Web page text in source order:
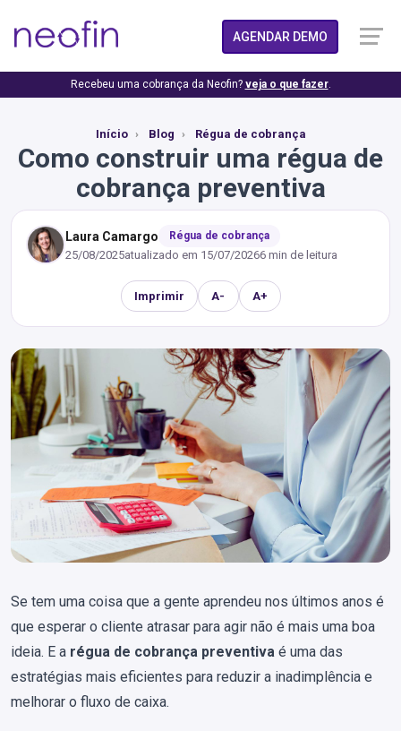
AGENDAR DEMO
Recebeu uma cobrança da Neofin? veja o que fazer.
Início Blog Régua de cobrança
Como construir uma régua de
cobrança preventiva
Laura Camargo Régua de cobrança
25/08/2025atualizado em 15/07/20266 min de leitura
Imprimir A- A+
Se tem uma coisa que a gente aprendeu nos últimos anos é
que esperar o cliente atrasar para agir não é mais uma boa
ideia. E a régua de cobrança preventiva é uma das
estratégias mais eficientes para reduzir a inadimplência e
melhorar o fluxo de caixa.